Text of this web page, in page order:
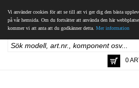
Vi använder cookies för att se till att vi ger dig den bästa
på vår hemsida. Om du fortsätter att använda den här
kommer vi att anta att du godkänner detta. Mer information
0